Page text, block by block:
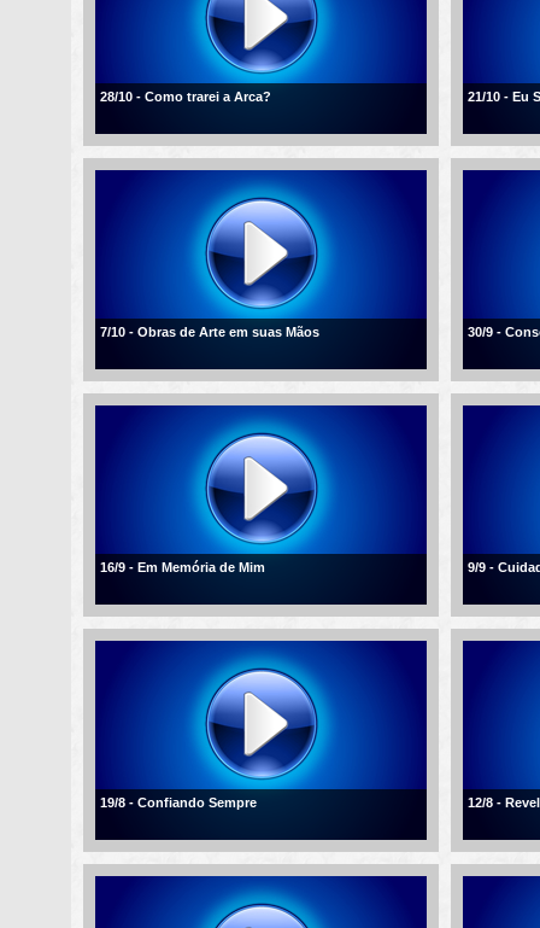
28/10 - Como trarei a Arca? 21/10 - Eu
7/10 - Obras de Arte em suas Mãos 30/9 -
16/9 - Em Memória de Mim 9/9 -
19/8 - Confiando Sempre 12/8 -